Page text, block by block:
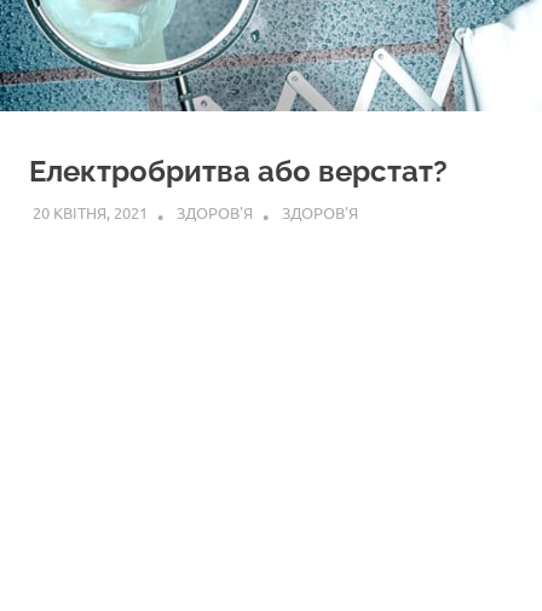
Електробритва або верстат?
20 КВІТНЯ, 2021 ЗДОРОВ'Я ЗДОРОВ'Я